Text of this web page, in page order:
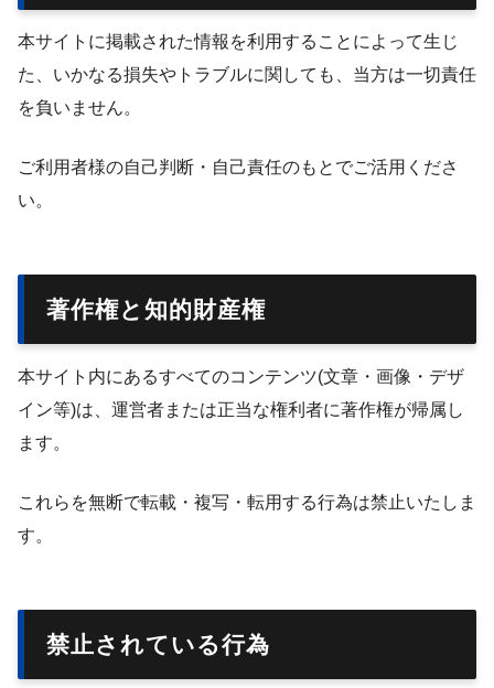
本サイトに掲載された情報を利用することによって生じ
た、いかなる損失やトラブルに関しても、当方は一切責任
を負いません。
ご利用者様の自己判断・自己責任のもとでご活用くださ
い。
著作権と知的財産権
本サイト内にあるすべてのコンテンツ(文章・画像・デザ
イン等)は、運営者または正当な権利者に著作権が帰属し
ます。
これらを無断で転載・複写・転用する行為は禁止いたしま
す。
禁止されている行為